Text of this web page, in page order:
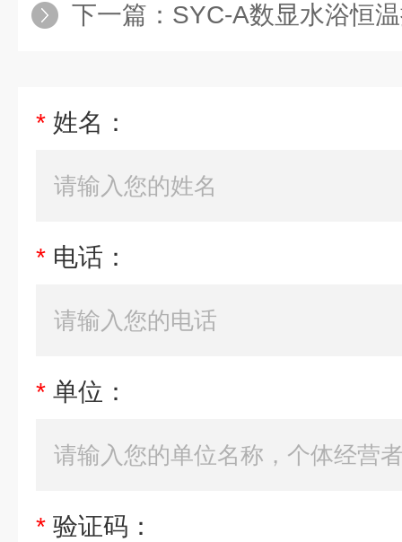
下一篇： SYC-A数显水浴恒
* 姓名：
* 电话：
* 单位：
* 验证码：